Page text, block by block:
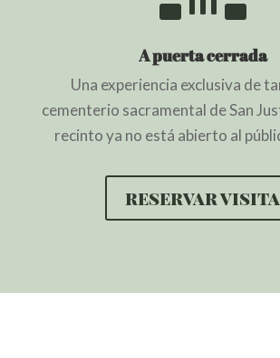
A puerta cerrada
Una experiencia exclusiva de
cementerio sacramental de San
recinto ya no está abierto al
reservar visita